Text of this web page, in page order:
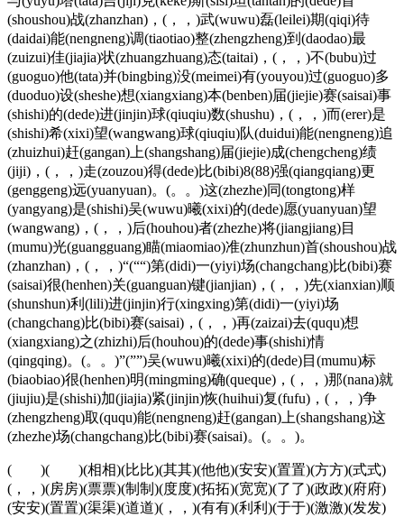
(shoushou)战(zhanzhan)，(，，)武(wuwu)磊(leilei)期(qiqi)待
(daidai)能(nengneng)调(tiaotiao)整(zhengzheng)到(daodao)最
(zuizui)佳(jiajia)状(zhuangzhuang)态(taitai)，(，，)不(bubu)过
(guoguo)他(tata)并(bingbing)没(meimei)有(youyou)过(guoguo)多
(duoduo)设(sheshe)想(xiangxiang)本(benben)届(jiejie)赛(saisai)事
(shishi)的(dede)进(jinjin)球(qiuqiu)数(shushu)，(，，)而(erer)是
(shishi)希(xixi)望(wangwang)球(qiuqiu)队(duidui)能(nengneng)追
(zhuizhui)赶(gangan)上(shangshang)届(jiejie)成(chengcheng)绩
(jiji)，(，，)走(zouzou)得(dede)比(bibi)8(88)强(qiangqiang)更
(genggeng)远(yuanyuan)。(。。)这(zhezhe)同(tongtong)样
(yangyang)是(shishi)吴(wuwu)曦(xixi)的(dede)愿(yuanyuan)望
(wangwang)，(，，)后(houhou)者(zhezhe)将(jiangjiang)目
(mumu)光(guangguang)瞄(miaomiao)准(zhunzhun)首(shoushou)战
(zhanzhan)，(，，)“(““)第(didi)一(yiyi)场(changchang)比(bibi)赛
(saisai)很(henhen)关(guanguan)键(jianjian)，(，，)先(xianxian)顺
(shunshun)利(lili)进(jinjin)行(xingxing)第(didi)一(yiyi)场
(changchang)比(bibi)赛(saisai)，(，，)再(zaizai)去(ququ)想
(xiangxiang)之(zhizhi)后(houhou)的(dede)事(shishi)情
(qingqing)。(。。)”(””)吴(wuwu)曦(xixi)的(dede)目(mumu)标
(biaobiao)很(henhen)明(mingming)确(queque)，(，，)那(nana)就
(jiujiu)是(shishi)加(jiajia)紧(jinjin)恢(huihui)复(fufu)，(，，)争
(zhengzheng)取(ququ)能(nengneng)赶(gangan)上(shangshang)这
(zhezhe)场(changchang)比(bibi)赛(saisai)。(。。)。
( )( )(相相)(比比)(其其)(他他)(安安)(置置)(方方)(式式)
(，，)(房房)(票票)(制制)(度度)(拓拓)(宽宽)(了了)(政政)(府府)
(安安)(置置)(渠渠)(道道)(，，)(有有)(利利)(于于)(激激)(发发)